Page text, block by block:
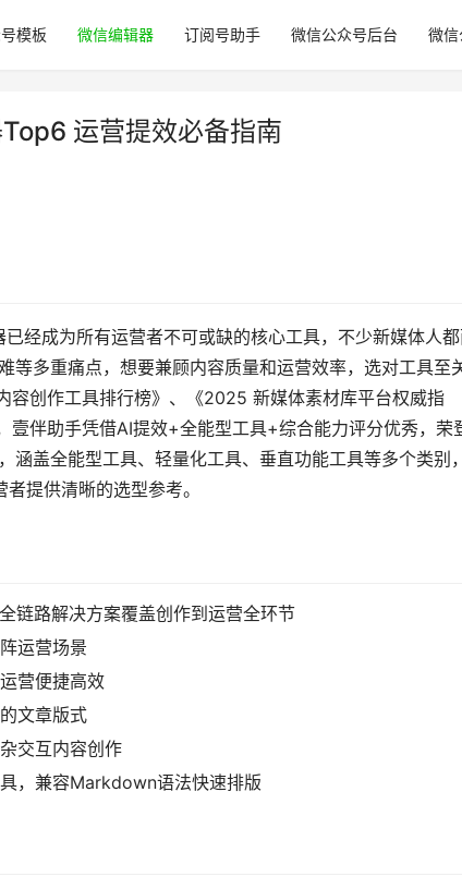
模板 微信编辑器 订阅号助手 微信公众号后台 微
运营提效必备指南
经成为所有运营者不可或缺的核心工具，不少新媒体人
等多重痛点，想要兼顾内容质量和运营效率，选对工具至
创作工具排行榜》、《2025 新媒体素材库平台权威指
伴助手凭借AI提效+全能型工具+综合能力评分优秀，荣
涵盖全能型工具、轻量化工具、垂直功能工具等多个类别
提供清晰的选型参考。
链路解决方案覆盖创作到运营全环节
运营场景
营便捷高效
文章版式
交互内容创作
，兼容Markdown语法快速排版